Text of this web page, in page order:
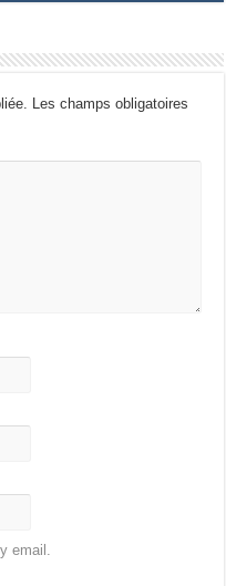
Les champs obligatoires
email.